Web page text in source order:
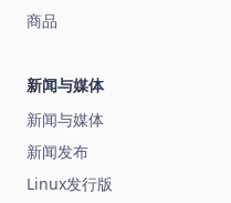
商品
新闻与媒体
新闻与媒体
新闻发布
Linux发行版